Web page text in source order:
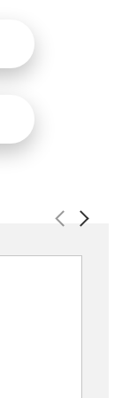
Previous
Next